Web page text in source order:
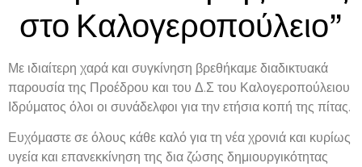
στο Καλογεροπούλειο”
Με ιδιαίτερη χαρά και συγκίνηση βρεθήκαμε διαδικτυακά
παρουσία της Προέδρου και του Δ.Σ του Καλογεροπούλειου
Ιδρύματος όλοι οι συνάδελφοι για την ετήσια κοπή της πίτας.
Ευχόμαστε σε όλους κάθε καλό για τη νέα χρονιά και κυρίως
υγεία και επανεκκίνηση της δια ζώσης δημιουργικότητας